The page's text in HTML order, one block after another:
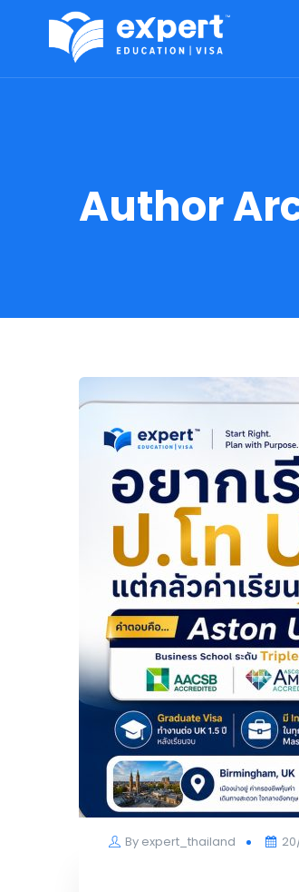
Author
By expert_thailand